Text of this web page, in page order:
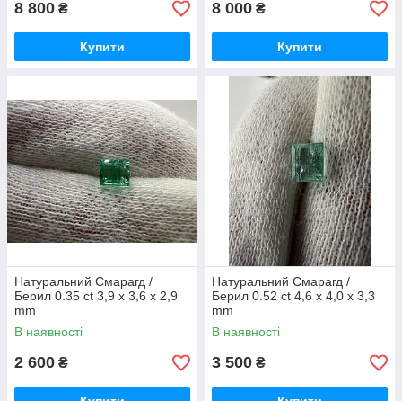
8 800 ₴
Купити
8 000 ₴
Купити
Натуральний Смарагд /
Берил 0.35 ct 3,9 х 3,6 х 2,9
mm
В наявності
2 600 ₴
Натуральний Смарагд /
Берил 0.52 ct 4,6 х 4,0 х 3,3
mm
В наявності
3 500 ₴